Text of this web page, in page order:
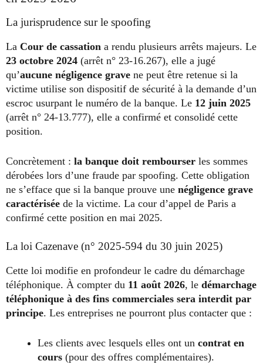
La jurisprudence sur le spoofing
La Cour de cassation a rendu plusieurs arrêts majeurs. Le
23 octobre 2024 (arrêt n° 23-16.267), elle a jugé
qu’aucune négligence grave ne peut être retenue si la
victime utilise son dispositif de sécurité à la demande d’un
escroc usurpant le numéro de la banque. Le 12 juin 2025
(arrêt n° 24-13.777), elle a confirmé et consolidé cette
position.
Concrètement : la banque doit rembourser les sommes
dérobées lors d’une fraude par spoofing. Cette obligation
ne s’efface que si la banque prouve une négligence grave
caractérisée de la victime. La cour d’appel de Paris a
confirmé cette position en mai 2025.
La loi Cazenave (n° 2025-594 du 30 juin 2025)
Cette loi modifie en profondeur le cadre du démarchage
téléphonique. À compter du 11 août 2026, le démarchage
téléphonique à des fins commerciales sera interdit par
principe. Les entreprises ne pourront plus contacter que :
Les clients avec lesquels elles ont un contrat en
cours (pour des offres complémentaires).